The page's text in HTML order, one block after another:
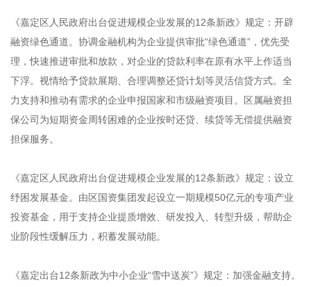
《嘉定区人民政府出台促进规模企业发展的12条新政》规定：开辟
融资绿色通道。协调金融机构为企业提供审批“绿色通道”，优先受
理，快速推进审批和放款，对企业的贷款利率在原有水平上作适当
下浮。视情给予贷款展期、合理调整还贷计划等灵活信贷方式。全
力支持和推动有需求的企业申报国家和市级融资项目。区属融资担
保公司为短期资金周转困难的企业按时还贷、续贷等无偿提供融资
担保服务。
《嘉定区人民政府出台促进规模企业发展的12条新政》规定：设立
纾困发展基金。由区国资集团发起设立一期规模50亿元的专项产业
投资基金，用于支持企业提质增效、研发投入、转型升级，帮助企
业阶段性缓解压力，积蓄发展动能。
《嘉定出台12条新政为中小企业“雪中送炭”》规定：加强金融支持。